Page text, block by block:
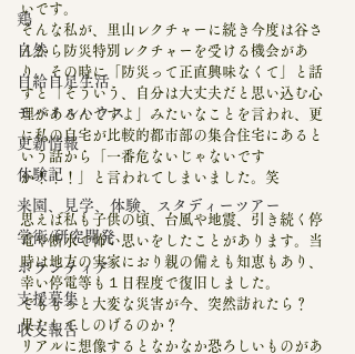
鶏
自然
自給自足生活
モバイルハウス
更新情報
体験記
来園、見学、体験、スタディーツアー
学術/研究開発
ボランティア
支援募集
収支報告
いです。
そんな私が、里山レクチャーに続き今度は谷さ
んから防災特別レクチャーを受ける機会があ
り、その時に「防災って正直興味なくて」と話
すと「そういう、自分は大丈夫だと思い込む心
理があるんですよ」みたいなことを言われ、更
に私の自宅が比較的都市部の集合住宅にあると
いう話から「一番危ないじゃないです
か！！！」と言われてしまいました。笑
思えば私も子供の頃、台風や地震、引き続く停
電や断水で怖い思いをしたことがあります。当
時は地方の実家におり親の備えも知恵もあり、
幸い停電等も１日程度で復旧しました。
でももっと大変な災害が今、突然訪れたら？
果たしてしのげるのか？
リアルに想像するとなかなか恐ろしいものがあ